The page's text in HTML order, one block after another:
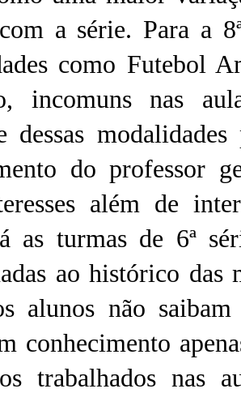
a série. Para a
como Futebol
incomuns nas
dessas
do professor
além de
as turmas de 6ª
ao histórico das
alunos não
conhecimento
trabalhados nas